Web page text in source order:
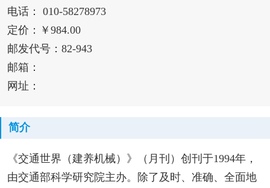
电话： 010-58278973
定价：￥984.00
邮发代号：82-943
邮箱：
网址：
简介
《交通世界（建养机械）》（月刊）创刊于1994年，
由交通部科学研究院主办。除了及时、准确、全面地